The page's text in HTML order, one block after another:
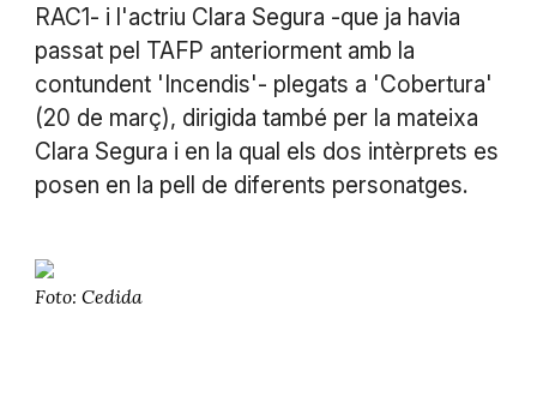
RAC1- i l'actriu Clara Segura -que ja havia
passat pel TAFP anteriorment amb la
contundent 'Incendis'- plegats a 'Cobertura'
(20 de març), dirigida també per la mateixa
Clara Segura i en la qual els dos intèrprets es
posen en la pell de diferents personatges.
Foto: Cedida